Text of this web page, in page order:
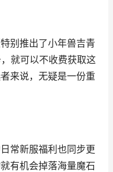
别推出了小年兽吉青
就可以不收费获取这
来说，无疑是一份重
常新服福利也同步更
有机会掉落海量魔石